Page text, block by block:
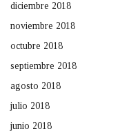
diciembre 2018
noviembre 2018
octubre 2018
septiembre 2018
agosto 2018
julio 2018
junio 2018